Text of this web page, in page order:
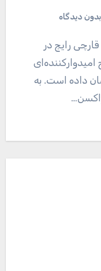
بدون دیدگاه
داده است. به